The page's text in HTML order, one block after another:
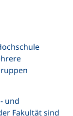
und
Fakultät sind